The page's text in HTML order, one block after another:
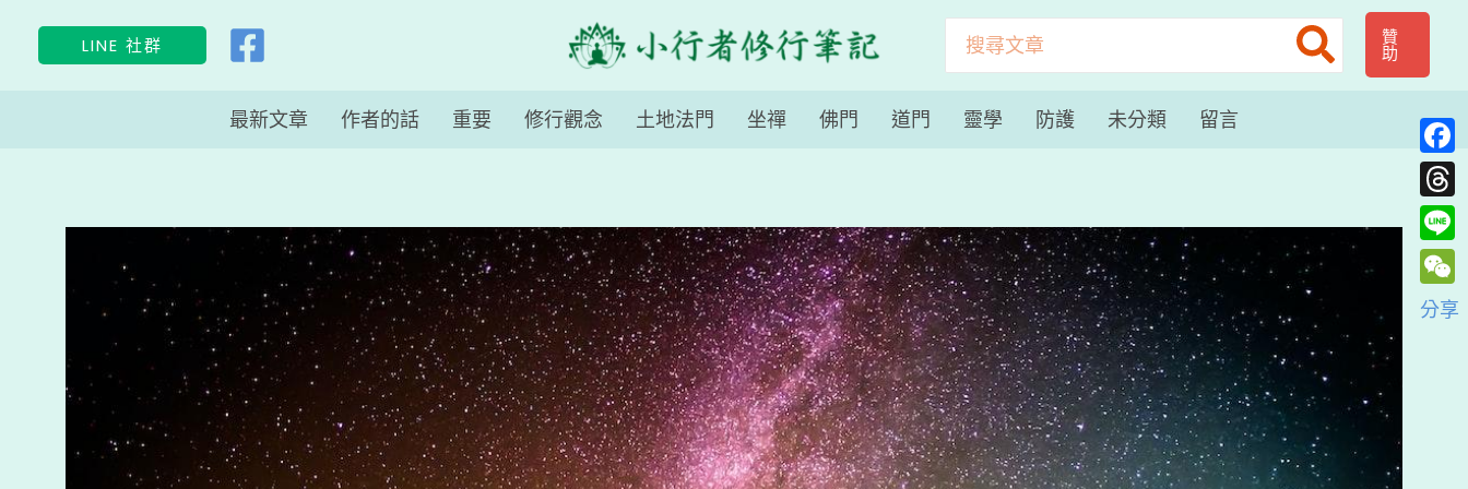
LINE 社群
尋：
贊
助
最新文章 作者的話 重要 修行觀念 土地法門 坐禪 佛門 道門 靈學 防護 未分類
留言
Line
分享